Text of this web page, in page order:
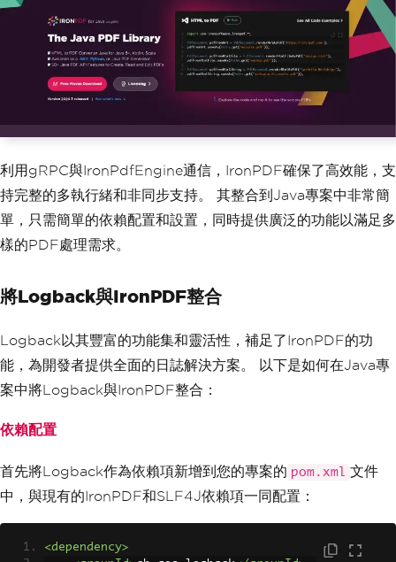
利用gRPC與IronPdfEngine通信，IronPDF確保了高效能，支
持完整的多執行緒和非同步支持。 其整合到Java專案中非常簡
單，只需簡單的依賴配置和設置，同時提供廣泛的功能以滿足多
樣的PDF處理需求。
將Logback與IronPDF整合
Logback以其豐富的功能集和靈活性，補足了IronPDF的功
能，為開發者提供全面的日誌解決方案。 以下是如何在Java專
案中將Logback與IronPDF整合：
依賴配置
首先將Logback作為依賴項新增到您的專案的 pom.xml 文件
中，與現有的IronPDF和SLF4J依賴項一同配置：
<dependency>